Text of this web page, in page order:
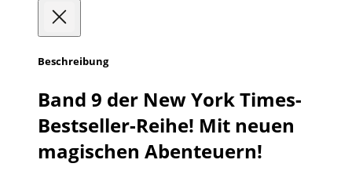
Beschreibung
Band 9 der New York Times-
Bestseller-Reihe! Mit neuen
magischen Abenteuern!